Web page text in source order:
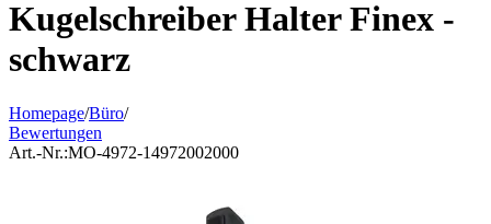
Kugelschreiber Halter Finex -
schwarz
Homepage/Büro/
Bewertungen
Art.-Nr.:MO-4972-14972002000